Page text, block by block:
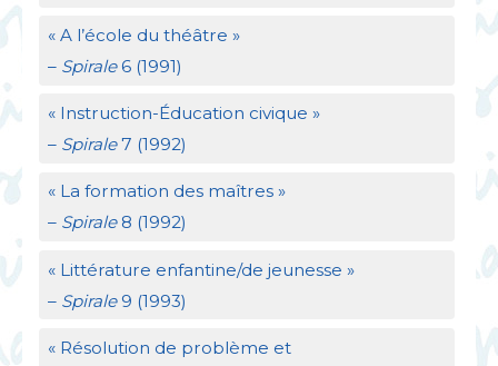
« A l’école du théâtre »
– Spirale6 (1991)
« Instruction-Éducation civique »
– Spirale7 (1992)
« La formation des maîtres »
– Spirale8 (1992)
« Littérature enfantine/de jeunesse »
– Spirale9 (1993)
« Résolution de problème et